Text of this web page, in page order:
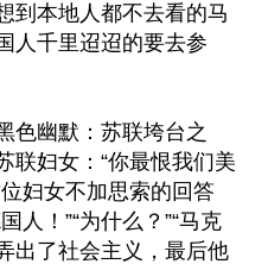
到本地人都不去看的马
人千里迢迢的要去参
色幽默：苏联垮台之
联妇女：“你最恨我们美
妇女不加思索的回答
人！”“为什么？”“马克
出了社会主义，最后他